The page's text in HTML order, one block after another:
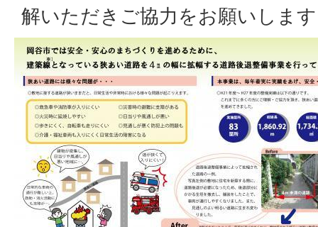
解いただきご協力をお願いしま